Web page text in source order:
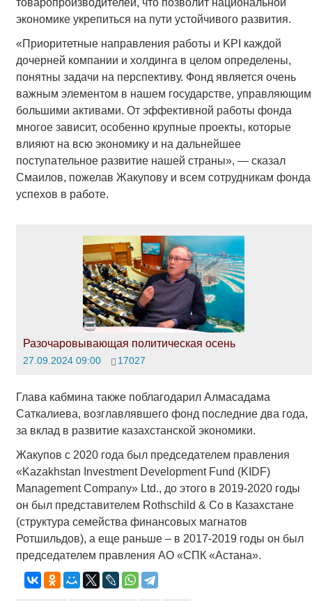
экономике укрепиться на пути устойчивого развития.
«Приоритетные направления работы и KPI каждой
дочерней компании и холдинга в целом определены,
понятны задачи на перспективу. Фонд является очень
важным элементом в нашем государстве, управляющим
большими активами. От эффективной работы фонда
многое зависит, особенно крупные проекты, которые
влияют на всю экономику и на дальнейшее
поступательное развитие нашей страны», — сказал
Смаилов, пожелав Жакупову и всем сотрудникам фонда
успехов в работе.
Разочаровывающая политическая осень
27.09.2024 09:00 17027
Глава кабмина также поблагодарил Алмасадама
Саткалиева, возглавлявшего фонд последние два года,
за вклад в развитие казахстанской экономики.
Жакупов с 2020 года был председателем правления
«Kazakhstan Investment Development Fund (KIDF)
Management Company» Ltd., до этого в 2019-2020 годы
он был представителем Rothschild & Co в Казахстане
(структура семейства финансовых магнатов
Ротшильдов), а еще раньше – в 2017-2019 годы он был
председателем правления АО «СПК «Астана».